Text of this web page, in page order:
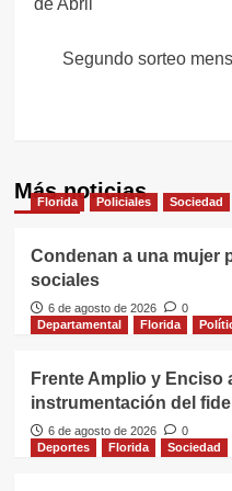
Segundo sorteo
Más noticias
Florida Policiales Sociedad
Condenan a una mujer
sociales
6 de agosto de 2026
0
Departamental
Florida
Frente Amplio y Enciso
instrumentación del
6 de agosto de 2026
0
Deportes
Florida Sociedad